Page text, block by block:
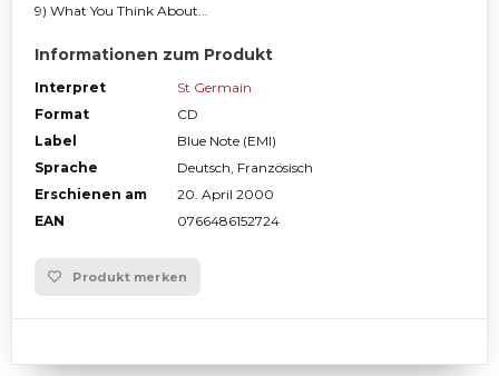
9) What You Think About...
Informationen zum Produkt
Interpret
St Germain
Format
CD
Label
Blue Note (EMI)
Sprache
Deutsch, Französisch
Erschienen am
20. April 2000
EAN
0766486152724
Produkt merken